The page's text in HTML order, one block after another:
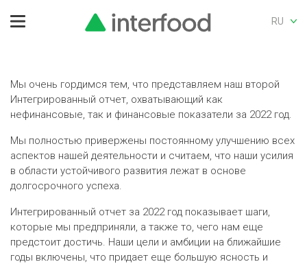
RU
Мы очень гордимся тем, что представляем наш второй
Интегрированный отчет, охватывающий как
нефинансовые, так и финансовые показатели за 2022 год.
Мы полностью привержены постоянному улучшению всех
аспектов нашей деятельности и считаем, что наши усилия
в области устойчивого развития лежат в основе
долгосрочного успеха.
Интегрированный отчет за 2022 год показывает шаги,
которые мы предприняли, а также то, чего нам еще
предстоит достичь. Наши цели и амбиции на ближайшие
годы включены, что придает еще большую ясность и